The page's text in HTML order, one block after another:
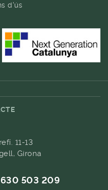
d'ús
11-13
Girona
503 209